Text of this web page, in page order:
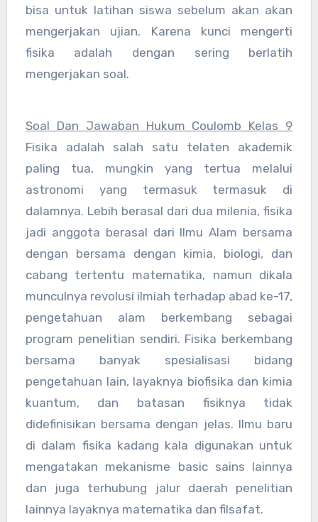
bisa untuk latihan siswa sebelum akan akan
mengerjakan ujian. Karena kunci mengerti
fisika adalah dengan sering berlatih
mengerjakan soal.
Soal Dan Jawaban Hukum Coulomb Kelas 9
Fisika adalah salah satu telaten akademik
paling tua, mungkin yang tertua melalui
astronomi yang termasuk termasuk di
dalamnya. Lebih berasal dari dua milenia, fisika
jadi anggota berasal dari Ilmu Alam bersama
dengan bersama dengan kimia, biologi, dan
cabang tertentu matematika, namun dikala
munculnya revolusi ilmiah terhadap abad ke-17,
pengetahuan alam berkembang sebagai
program penelitian sendiri. Fisika berkembang
bersama banyak spesialisasi bidang
pengetahuan lain, layaknya biofisika dan kimia
kuantum, dan batasan fisiknya tidak
didefinisikan bersama dengan jelas. Ilmu baru
di dalam fisika kadang kala digunakan untuk
mengatakan mekanisme basic sains lainnya
dan juga terhubung jalur daerah penelitian
lainnya layaknya matematika dan filsafat.